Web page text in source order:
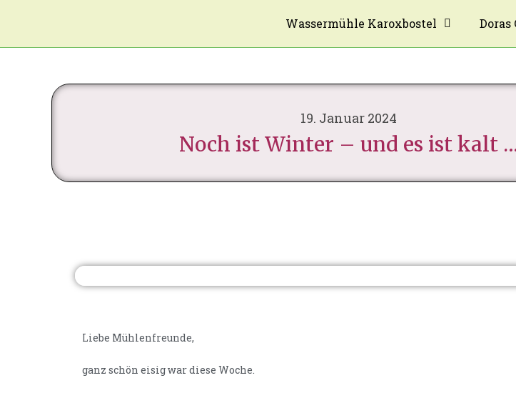
Wassermühle Karoxbostel Doras
19. Januar 2024
Noch ist Winter – und es ist kalt
Liebe Mühlenfreunde,
ganz schön eisig war diese Woche.